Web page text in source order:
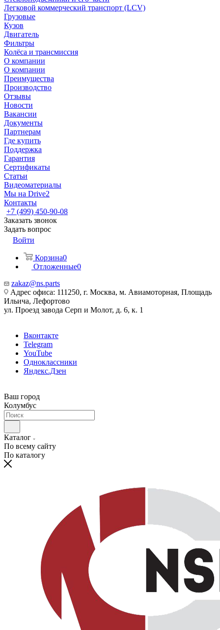
Легковой коммерческий транспорт (LCV)
Грузовые
Кузов
Двигатель
Фильтры
Колёса и трансмиссия
О компании
О компании
Преимущества
Производство
Отзывы
Новости
Вакансии
Документы
Партнерам
Где купить
Поддержка
Гарантия
Сертификаты
Статьи
Видеоматериалы
Мы на Drive2
Контакты
+7 (499) 450-90-08
Заказать звонок
Задать вопрос
Войти
Корзина0
Отложенные0
zakaz@ns.parts
Адрес офиса: 111250, г. Москва, м. Авиамоторная, Площадь
Ильича, Лефортово
ул. Проезд завода Серп и Молот, д. 6, к. 1
Вконтакте
Telegram
YouTube
Одноклассники
Яндекс.Дзен
Ваш город
Колумбус
Каталог
По всему сайту
По каталогу